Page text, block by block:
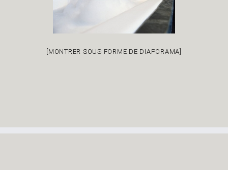
[MONTRER SOUS FORME DE DIAPORAMA]